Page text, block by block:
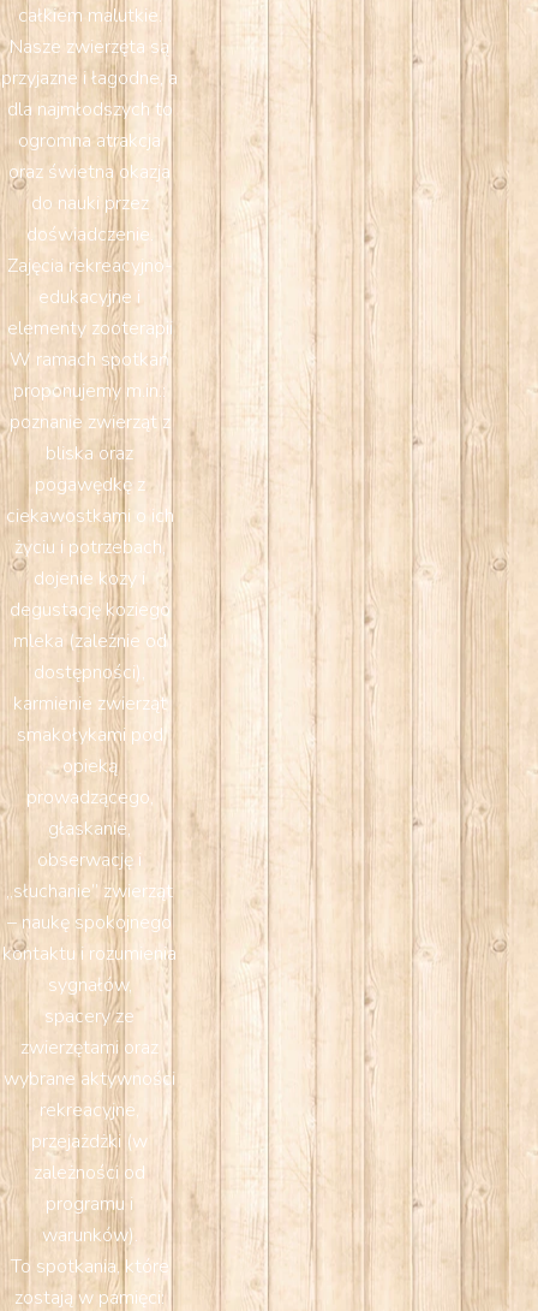
całkiem malutkie.
Nasze zwierzęta są
przyjazne i łagodne, a
dla najmłodszych to
ogromna atrakcja
oraz świetna okazja
do nauki przez
doświadczenie.
Zajęcia rekreacyjno-
edukacyjne i
elementy zooterapii
W ramach spotkań
proponujemy m.in.:
poznanie zwierząt z
bliska oraz
pogawędkę z
ciekawostkami o ich
życiu i potrzebach,
dojenie kozy i
degustację koziego
mleka (zależnie od
dostępności),
karmienie zwierząt
smakołykami pod
opieką
prowadzącego,
głaskanie,
obserwację i
„słuchanie” zwierząt
– naukę spokojnego
kontaktu i rozumienia
sygnałów,
spacery ze
zwierzętami oraz
wybrane aktywności
rekreacyjne,
przejażdżki (w
zależności od
programu i
warunków).
To spotkania, które
zostają w pamięci: